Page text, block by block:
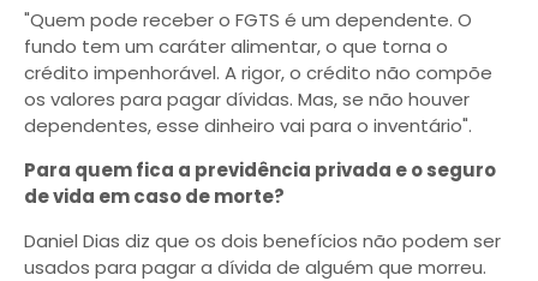
"Quem pode receber o FGTS é um dependente. O
fundo tem um caráter alimentar, o que torna o
crédito impenhorável. A rigor, o crédito não compõe
os valores para pagar dívidas. Mas, se não houver
dependentes, esse dinheiro vai para o inventário".
Para quem fica a previdência privada e o seguro
de vida em caso de morte?
Daniel Dias diz que os dois benefícios não podem ser
usados para pagar a dívida de alguém que morreu.